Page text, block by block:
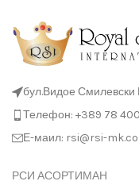
бул.Видое Смилевски
Телефон: +389 78
Е-маил: rsi@rsi-
РСИ АСОРТИМАН